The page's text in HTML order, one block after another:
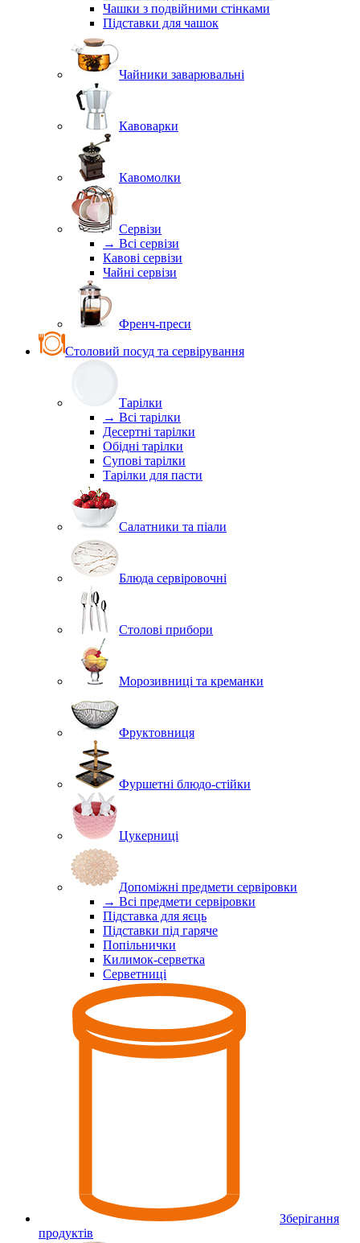
Чашки з подвійними стінками
Підставки для чашок
Чайники заварювальні
Кавоварки
Кавомолки
Сервізи
→ Всі сервізи
Кавові сервізи
Чайні сервізи
Френч-преси
Столовий посуд та сервірування
Тарілки
→ Всі тарілки
Десертні тарілки
Обідні тарілки
Супові тарілки
Тарілки для пасти
Салатники та піали
Блюда сервіровочні
Столові прибори
Морозивниці та креманки
Фруктовниця
Фуршетні блюдо-стійки
Цукерниці
Допоміжні предмети сервіровки
→ Всі предмети сервіровки
Підставка для яєць
Підставки під гаряче
Попільнички
Килимок-серветка
Серветниці
Зберігання
продуктів